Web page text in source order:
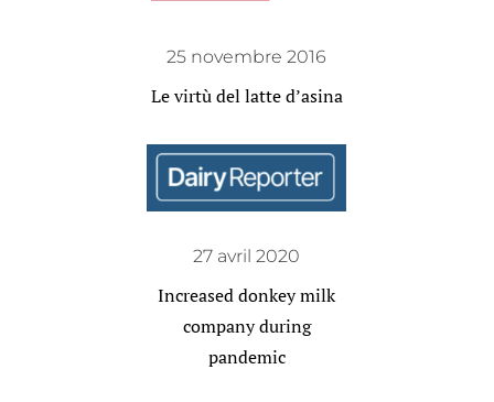
25 novembre 2016
Le virtù del latte d’asina
27 avril 2020
Increased donkey milk
company during
pandemic